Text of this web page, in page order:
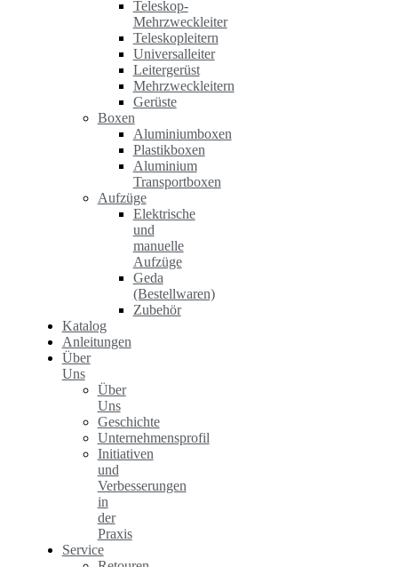
Teleskop-
Mehrzweckleiter
Teleskopleitern
Universalleiter
Leitergerüst
Mehrzweckleitern
Gerüste
Boxen
Aluminiumboxen
Plastikboxen
Aluminium
Transportboxen
Aufzüge
Elektrische
und
manuelle
Aufzüge
Geda
(Bestellwaren)
Zubehör
Katalog
Anleitungen
Über
Uns
Über
Uns
Geschichte
Unternehmensprofil
Initiativen
und
Verbesserungen
in
der
Praxis
Service